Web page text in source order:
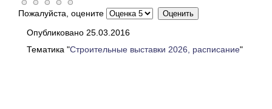
Пожалуйста, оцените
Опубликовано 25.03.2016
Тематика "Строительные выставки 2026, расписание"